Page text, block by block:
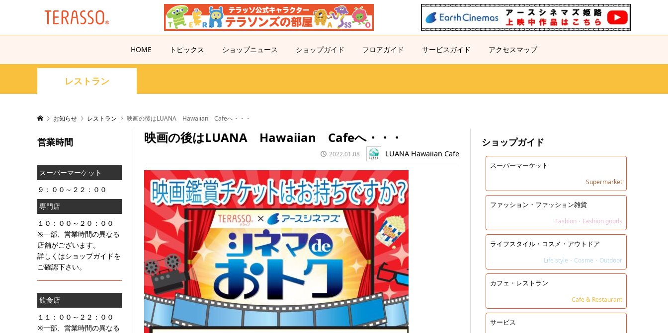
HOME トピックス ショップニュース ショップガイド フロアガイド サービスガイド アクセスマップ
レストラン
お知らせ レストラン 映画の後はLUANA Hawaiian Cafeへ・・・
映画の後はLUANA Hawaiian Cafeへ・・・
2022.01.08 LUANA Hawaiian Cafe
ショップガイド
スーパーマーケット
Supermarket
ファッション・ファッション雑貨
Fashion・Fashion goods
ライフスタイル・コスメ・アウトドア
Life style・Cosme・Outdoor
カフェ・レストラン
Cafe & Restaurant
サービス
営業時間
スーパーマーケット
９：００～２２：００
専門店
１０：００～２０：００
※一部、営業時間の異なる
店舗がございます。
詳しくはショップガイドを
ご確認下さい。
飲食店
１１：００～２２：００
※一部、営業時間の異なる